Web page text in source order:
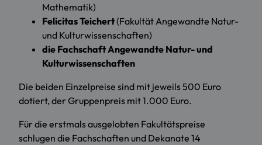
Mathematik)
Felicitas Teichert(Fakultät Angewandte Natur-
und Kulturwissenschaften)
die Fachschaft Angewandte Natur- und
Kulturwissenschaften
Die beiden Einzelpreise sind mit jeweils 500 Euro
dotiert, der Gruppenpreis mit 1.000 Euro.
Für die erstmals ausgelobten Fakultätspreise
schlugen die Fachschaften und Dekanate 14